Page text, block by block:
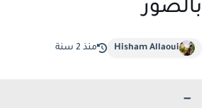
بالصور
Hisham Allaoui منذ 2 سنة